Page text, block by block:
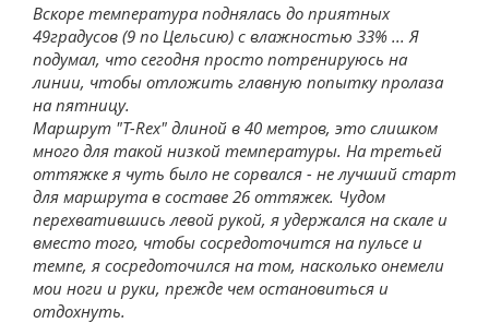
Вскоре температура поднялась до приятных
49градусов (9 по Цельсию) с влажностью 33% ... Я
подумал, что сегодня просто потренируюсь на
линии, чтобы отложить главную попытку пролаза
на пятницу.
Маршрут "T-Rex" длиной в 40 метров, это слишком
много для такой низкой температуры. На третьей
оттяжке я чуть было не сорвался - не лучший старт
для маршрута в составе 26 оттяжек. Чудом
перехватившись левой рукой, я удержался на скале и
вместо того, чтобы сосредоточится на пульсе и
темпе, я сосредоточился на том, насколько онемели
мои ноги и руки, прежде чем остановиться и
отдохнуть.